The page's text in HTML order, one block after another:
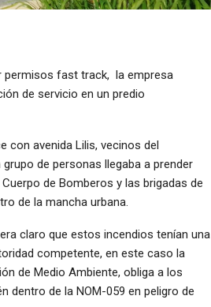
permisos fast track, la empresa
de servicio en un predio
con avenida Lilis, vecinos del
de personas llegaba a prender
de Bomberos y las brigadas de
de la mancha urbana.
claro que estos incendios tenían una
competente, en este caso la
de Medio Ambiente, obliga a los
dentro de la NOM-059 en peligro de